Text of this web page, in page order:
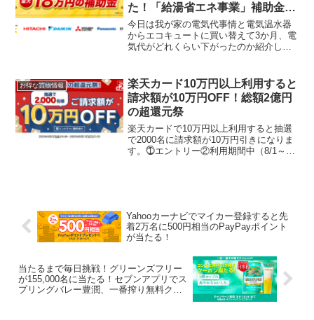
た！「給湯省エネ事業」補助金最
大18万円！
今日は我が家の電気代事情と電気温水器
からエコキュートに買い替えて3か月、電
気代がどれくらい下がったのか紹介して
（中学生）夫は単身赴任。なのでほぼ3人
家族。一戸建て４LD...
お得な買物情報
楽天カード10万円以上利用すると
請求額が10万円OFF！総額2億円
の超還元祭
楽天カードで10万円以上利用すると抽選
で2000名に請求額が10万円引きになりま
す。⓵エントリー②利用期間中（8/1～
Yahooカーナビでマイカー登録すると先
着2万名に500円相当のPayPayポイント
が当たる！
当たるまで毎日挑戦！グリーンズフリー
が155,000名に当たる！セブンアプリでス
プリングバレー豊潤、一番搾り無料クー